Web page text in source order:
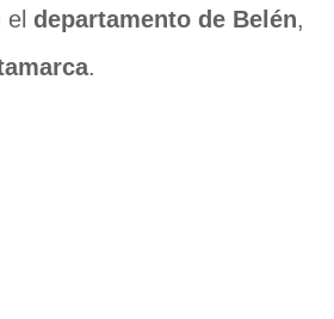
departamento de Belén,
.